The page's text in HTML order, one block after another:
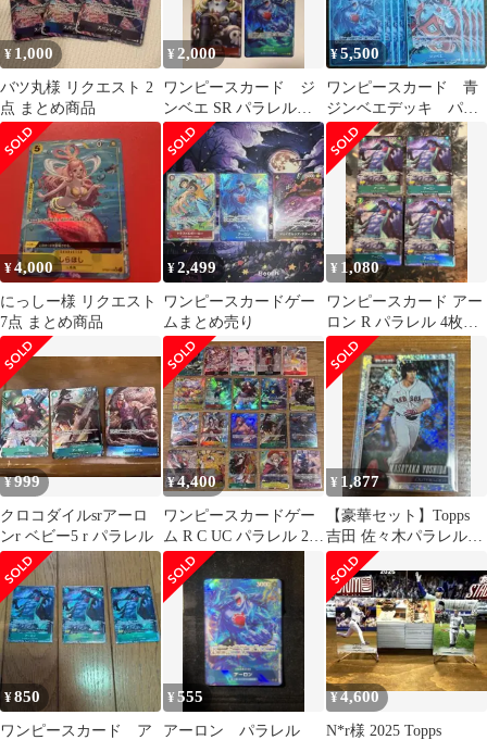
¥ 1,000
バツ丸様 リクエスト 2
点 まとめ商品
¥ 2,000
ワンピースカード ジ
ンベエ SR パラレル
OP14-049 4枚セット
¥5,500
ワンピースカード 青
ジンベエデッキ パラ
レルセット
¥4,000
にっしー様 リクエスト
7点 まとめ商品
¥2,499
ワンピースカードゲー
ムまとめ売り
¥ 1,080
ワンピースカード アー
ロン R パラレル 4枚
op11 神速の拳
¥999
クロコダイルsrアーロ
ンr ベビー5 r パラレル
¥4,400
ワンピースカードゲー
ム R C UC パラレル 21
枚
¥ 1,877
【豪華セット】Topps
吉田 佐々木パラレル
+ベース約900枚 大谷他
¥850
ワンピースカード ア
¥555
アーロン パラレル
¥4,600
N*r様 2025 Topps